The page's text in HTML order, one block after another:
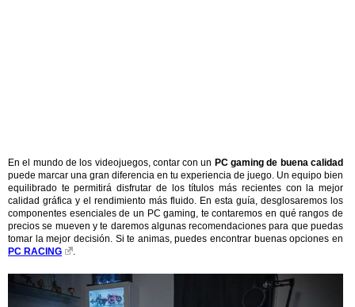
En el mundo de los videojuegos, contar con un PC gaming de buena calidad
puede marcar una gran diferencia en tu experiencia de juego. Un equipo bien
equilibrado te permitirá disfrutar de los títulos más recientes con la mejor
calidad gráfica y el rendimiento más fluido. En esta guía, desglosaremos los
componentes esenciales de un PC gaming, te contaremos en qué rangos de
precios se mueven y te daremos algunas recomendaciones para que puedas
tomar la mejor decisión. Si te animas, puedes encontrar buenas opciones en
PC RACING
.